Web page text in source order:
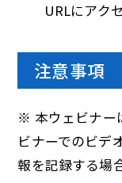
URLにアク
注意事項
※ 本ウェビナー
ビナーでのビデ
報を記録する場